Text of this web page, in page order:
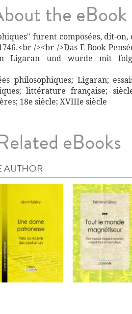
the eBook
furent composées, dit-
/><br />Das E-Book
Ligaran und wurde mit
philosophiques; Ligaran;
littérature française;
18e siècle; XVIIIe siècle
eBooks
AUTHOR